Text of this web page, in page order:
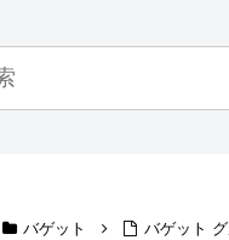
バゲット バゲット